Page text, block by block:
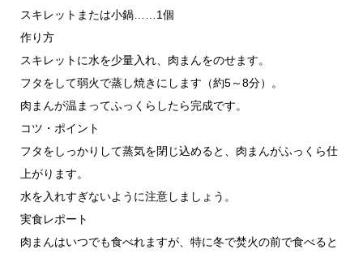
スキレットまたは小鍋……1個
作り方
スキレットに水を少量入れ、肉まんをのせます。
フタをして弱火で蒸し焼きにします（約5～8分）。
肉まんが温まってふっくらしたら完成です。
コツ・ポイント
フタをしっかりして蒸気を閉じ込めると、肉まんがふっくら仕
上がります。
水を入れすぎないように注意しましょう。
実食レポート
肉まんはいつでも食べれますが、特に冬で焚火の前で食べると